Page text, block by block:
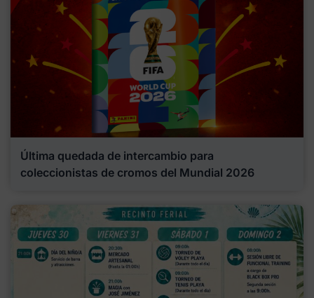
Última quedada de intercambio para
coleccionistas de cromos del Mundial 2026